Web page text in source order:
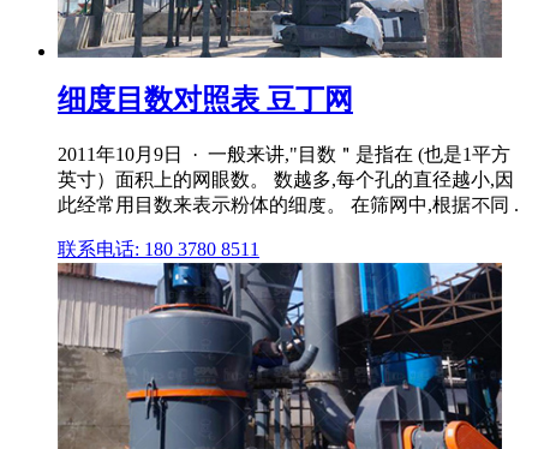
细度目数对照表 豆丁网
2011年10月9日 · 一般来讲,"目数＂是指在 (也是1平方
英寸）面积上的网眼数。 数越多,每个孔的直径越小,因
此经常用目数来表示粉体的细度。 在筛网中,根据不同 .
联系电话: 180 3780 8511